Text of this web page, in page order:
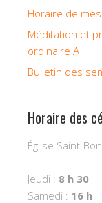
Horaire de
Méditation et
ordinaire A
Bulletin des
Horaire des
Église Saint-
Jeudi : 8 h 30
Samedi : 16 h